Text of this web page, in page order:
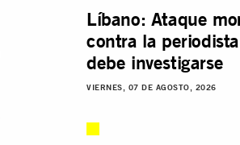
Líbano: Ataque
contra la
debe investigarse
VIERNES, 07 DE AGOSTO, 2026